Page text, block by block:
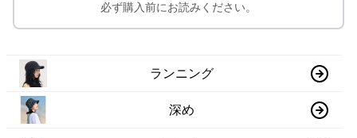
必ず購入前にお読みください。
ランニング
深め